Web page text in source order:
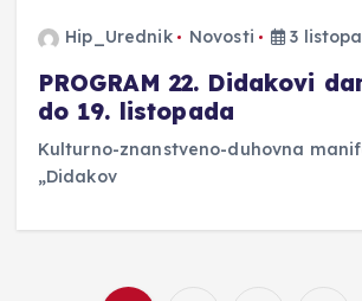
Hip_Urednik Novosti 3
PROGRAM 22. Didakovi
do 19. listopada
Kulturno-znanstveno-duhovna
„Didakov